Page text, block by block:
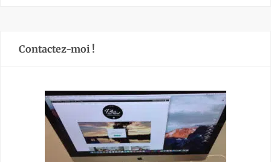
Contactez-moi !